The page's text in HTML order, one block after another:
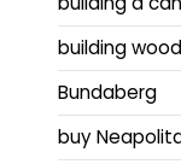
building
Bundaberg
buy